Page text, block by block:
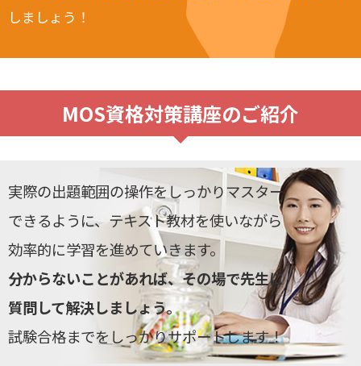
しましょう！
MOS資格対策講座のご紹介
実際の出題範囲の操作をしっかりマスター
できるように、テキスト教材を使いながら
効率的に学習を進めていきます。
分からないことがあれば、その場で先生に
質問して解決しましょう。
試験合格までをしっかりサポートします！